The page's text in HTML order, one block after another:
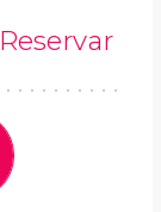
Reservar